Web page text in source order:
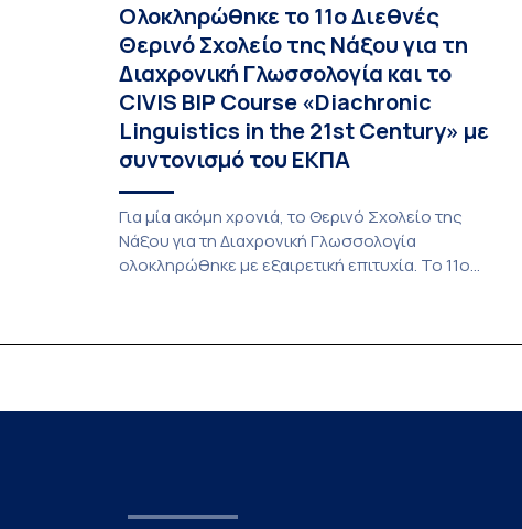
Ολοκληρώθηκε το 11ο Διεθνές
Θερινό Σχολείο της Νάξου για τη
Διαχρονική Γλωσσολογία και το
CIVIS BIP Course «Diachronic
Linguistics in the 21st Century» με
συντονισμό του ΕΚΠΑ
Για μία ακόμη χρονιά, το Θερινό Σχολείο της
Νάξου για τη Διαχρονική Γλωσσολογία
ολοκληρώθηκε με εξαιρετική επιτυχία. Το 11ο
Linguistics in the 21st Century», διεξήχθη από τις